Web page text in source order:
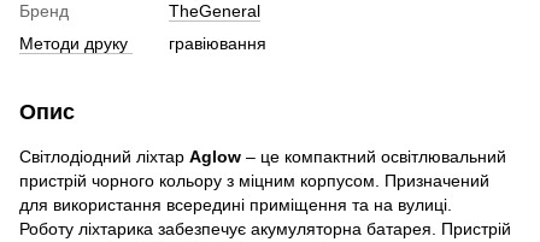
Бренд
TheGeneral
Методи друку
гравіювання
Опис
Світлодіодний ліхтар Aglow – це компактний освітлювальний
пристрій чорного кольору з міцним корпусом. Призначений
для використання всередині приміщення та на вулиці.
Роботу ліхтарика забезпечує акумуляторна батарея. Пристрій